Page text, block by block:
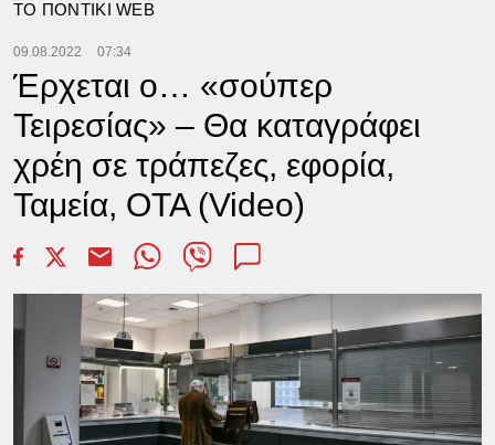
TΟ ΠΟΝΤΙΚΙ WEB
09.08.2022 07:34
Έρχεται ο… «σούπερ
Τειρεσίας» – Θα καταγράφει
χρέη σε τράπεζες, εφορία,
Ταμεία, ΟΤΑ (Video)